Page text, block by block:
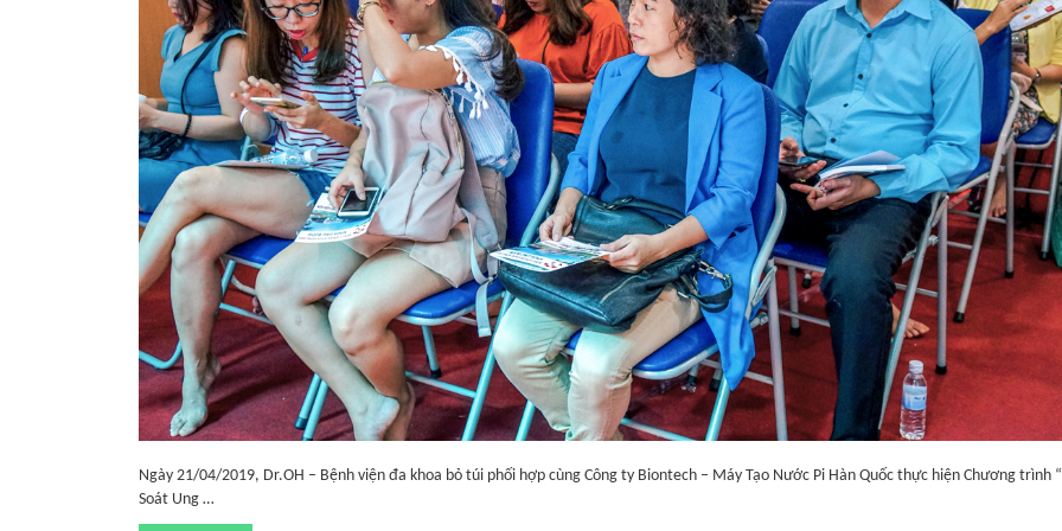
Ngày 21/04/2019, Dr.OH – Bệnh viện đa khoa bỏ túi phối hợp cùng Công ty Biontech – Máy Tạo Nước Pi Hàn Quốc thực hiện Chương trình
Soát Ung …